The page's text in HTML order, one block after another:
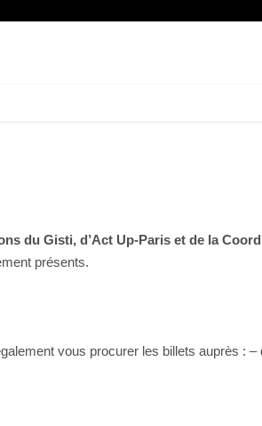
du Gisti, d’Act Up-Paris et de la
présents.
vous procurer les billets auprès : –